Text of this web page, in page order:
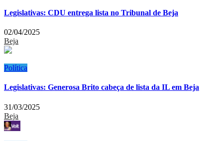
Legislativas: CDU entrega lista no Tribunal de Beja
02/04/2025
Beja
Política
Legislativas: Generosa Brito cabeça de lista da IL em Beja
31/03/2025
Beja